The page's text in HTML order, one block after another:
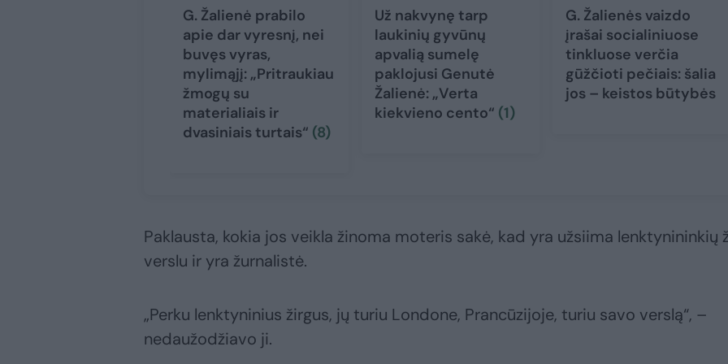
G. Žalienė prabilo
apie dar vyresnį, nei
buvęs vyras,
mylimąjį: „Pritraukiau
žmogų su
materialiais ir
dvasiniais turtais“ (8)
Už nakvynę tarp
laukinių gyvūnų
apvalią sumelę
paklojusi Genutė
Žalienė: „Verta
kiekvieno cento“ (1)
G. Žalienės vaizdo
įrašai socialiniuose
tinkluose verčia
gūžčioti pečiais: šalia
jos – keistos būtybės
Paklausta, kokia jos veikla žinoma moteris sakė, kad yra užsiima lenktynininkių
verslu ir yra žurnalistė.
„Perku lenktyninius žirgus, jų turiu Londone, Prancūzijoje, turiu savo verslą“, –
nedaužodžiavo ji.